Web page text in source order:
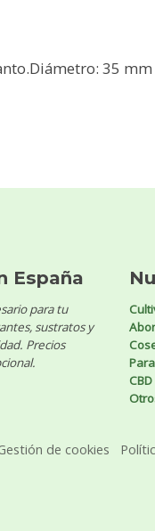
35 mm
España
para tu
sustratos y
Precios
CBD
de cookies